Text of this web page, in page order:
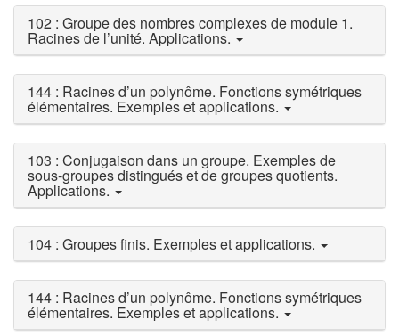
102 : Groupe des nombres complexes de module 1.
Racines de l’unité. Applications.
144 : Racines d’un polynôme. Fonctions symétriques
élémentaires. Exemples et applications.
103 : Conjugaison dans un groupe. Exemples de
sous-groupes distingués et de groupes quotients.
Applications.
104 : Groupes finis. Exemples et applications.
144 : Racines d’un polynôme. Fonctions symétriques
élémentaires. Exemples et applications.